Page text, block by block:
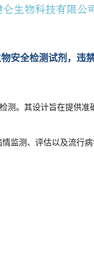
安全检测试剂，
。其设计旨在提供准
监测、评估以及流行病